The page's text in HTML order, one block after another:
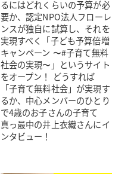
るにはどれくらいの予算が必
要か、認定NPO法人フローレ
ンスが独自に試算し、それを
実現すべく「子ども予算倍増
キャンペーン 〜#子育て無料
社会の実現〜」というサイト
をオープン！ どうすれば
「子育て無料社会」が実現す
るか、中心メンバーのひとり
で4歳のお子さんの子育て
真っ最中の井上衣織さんにイ
ンタビュー！